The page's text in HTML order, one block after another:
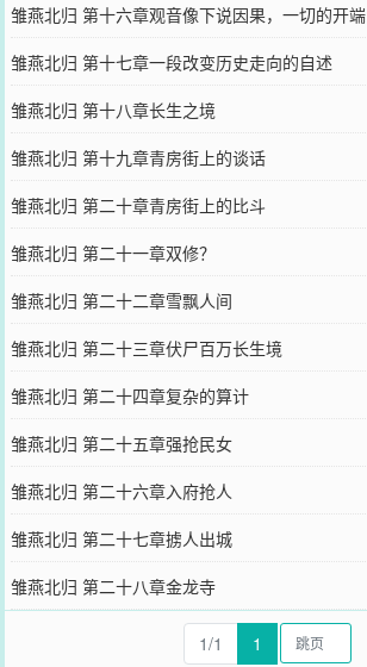
雏燕北归 第十六章观音像下说因果，一切的开端
雏燕北归 第十七章一段改变历史走向的自述
雏燕北归 第十八章长生之境
雏燕北归 第十九章青房街上的谈话
雏燕北归 第二十章青房街上的比斗
雏燕北归 第二十一章双修？
雏燕北归 第二十二章雪飘人间
雏燕北归 第二十三章伏尸百万长生境
雏燕北归 第二十四章复杂的算计
雏燕北归 第二十五章强抢民女
雏燕北归 第二十六章入府抢人
雏燕北归 第二十七章掳人出城
雏燕北归 第二十八章金龙寺
1/1 1